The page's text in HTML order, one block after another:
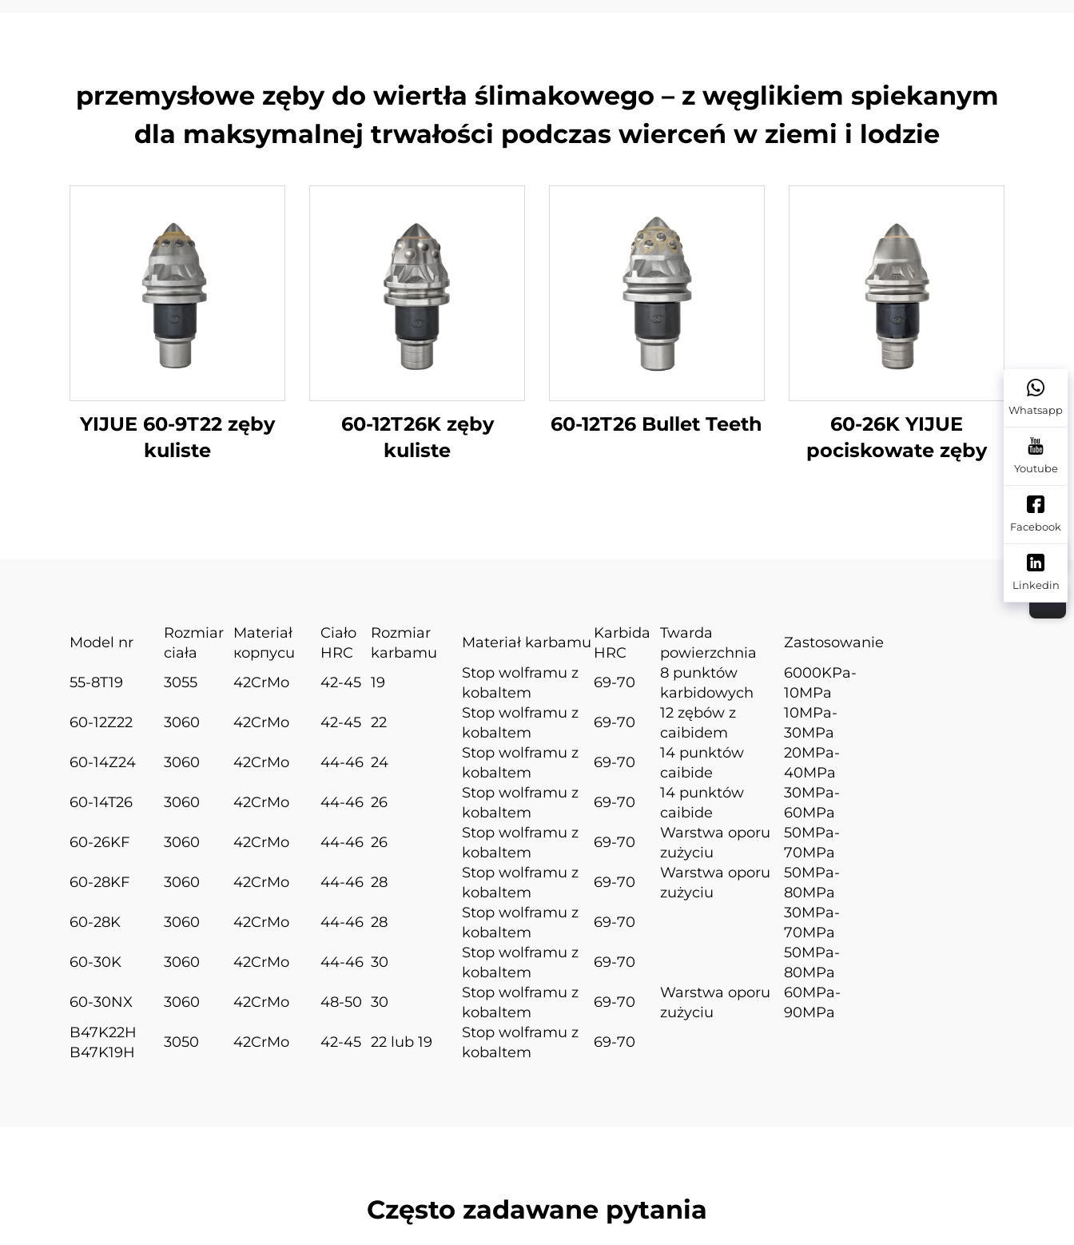
przemysłowe zęby do wiertła ślimakowego – z węglikiem spiekanym
dla maksymalnej trwałości podczas wierceń w ziemi i lodzie
YIJUE 60-9T22 zęby
kuliste
60-12T26K zęby
kuliste
60-12T26 Bullet Teeth
60-26K YIJUE
pociskowate zęby
Model nr
Rozmiar
ciała
Materiał
корпусu
Ciało
HRC
Rozmiar
karbamu
Materiał karbamu
Karbida
HRC
Twarda
powierzchnia
Zastosowanie
55-8T19 3055 42CrMo 42-45 19
Stop wolframu z
kobaltem
69-70
8 punktów
karbidowych
6000KPa-
10MPa
60-12Z22
3060 42CrMo 42-45 22
Stop wolframu z
kobaltem
69-70
12 zębów z
caibidem
10MPa-
30MPa
60-14Z24
3060 42CrMo 44-46 24
Stop wolframu z
kobaltem
69-70
14 punktów
caibide
20MPa-
40MPa
60-14T26
3060 42CrMo 44-46 26
Stop wolframu z
kobaltem
69-70
14 punktów
caibide
30MPa-
60MPa
60-26KF
3060 42CrMo 44-46 26
Stop wolframu z
kobaltem
69-70
Warstwa oporu
zużyciu
50MPa-
70MPa
60-28KF
3060 42CrMo 44-46 28
Stop wolframu z
kobaltem
69-70
Warstwa oporu
zużyciu
50MPa-
80MPa
60-28K
3060 42CrMo 44-46 28
Stop wolframu z
kobaltem
69-70
30MPa-
70MPa
60-30K
3060 42CrMo 44-46 30
Stop wolframu z
kobaltem
69-70
50MPa-
80MPa
60-30NX
3060 42CrMo 48-50 30
Stop wolframu z
kobaltem
69-70
Warstwa oporu
zużyciu
60MPa-
90MPa
B47K22H
B47K19H
3050 42CrMo 42-45 22 lub 19
Stop wolframu z
kobaltem
69-70
Często zadawane pytania
Whatsapp
Youtube
Facebook
Linkedin